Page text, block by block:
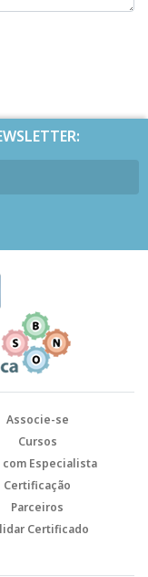
Associe-se
Cursos
com Especialista
Certificação
Parceiros
Certificado